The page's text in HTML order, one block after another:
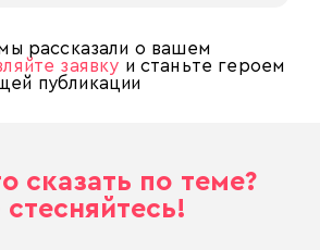
рассказали о вашем
заявку и станьте героем
публикации
сказать по теме?
стесняйтесь!